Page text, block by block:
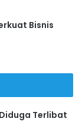
Bisnis
Terlibat